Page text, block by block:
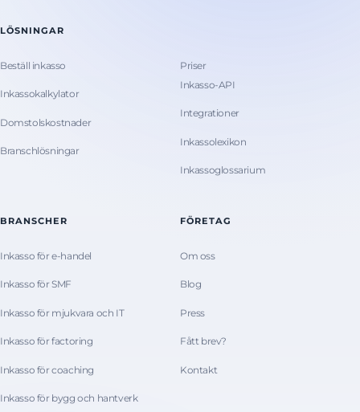
LÖSNINGAR
Beställ inkasso
Inkassokalkylator
Domstolskostnader
Branschlösningar
Priser
Inkasso-API
Integrationer
Inkassolexikon
Inkassoglossarium
BRANSCHER
Inkasso för e-handel
Inkasso för SMF
Inkasso för mjukvara och IT
Inkasso för factoring
Inkasso för coaching
Inkasso för bygg och hantverk
FÖRETAG
Om oss
Blog
Press
Fått brev?
Kontakt